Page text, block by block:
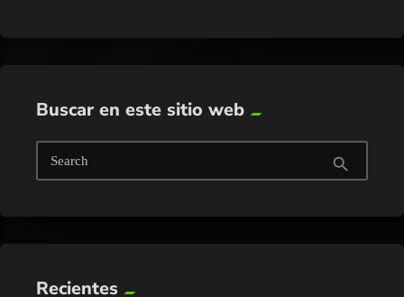
Buscar en este sitio web
Search search
Recientes